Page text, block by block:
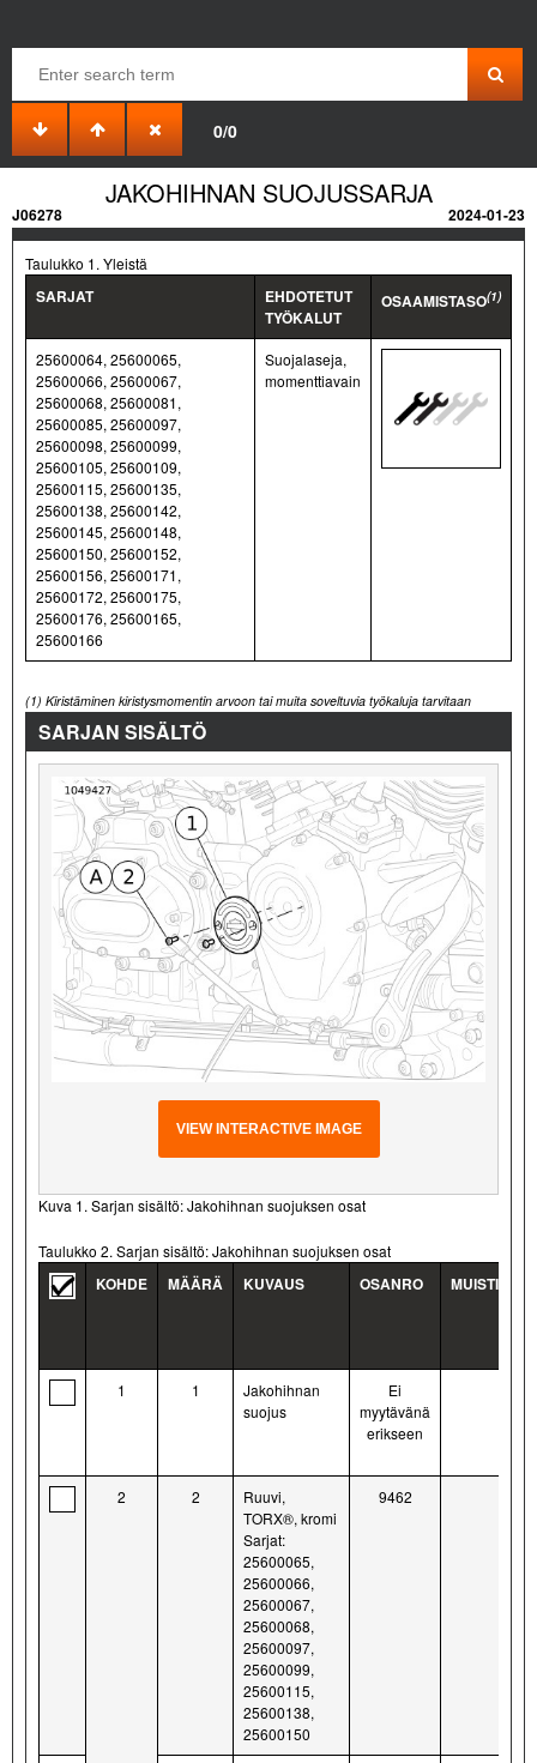
0/0
JAKOHIHNAN SUOJUSSARJA
J06278 2024-01-23
Taulukko 1. Yleistä
SARJAT
EHDOTETUT
TYÖKALUT
OSAAMISTASO(1)
25600064, 25600065,
25600066, 25600067,
25600068, 25600081,
25600085, 25600097,
25600098, 25600099,
25600105, 25600109,
25600115, 25600135,
25600138, 25600142,
25600145, 25600148,
25600150, 25600152,
25600156, 25600171,
25600172, 25600175,
25600176, 25600165,
25600166
Suojalaseja,
momenttiavain
(1) Kiristäminen kiristysmomentin arvoon tai muita soveltuvia työkaluja tarvitaan
SARJAN SISÄLTÖ
VIEW INTERACTIVE IMAGE
Kuva 1. Sarjan sisältö: Jakohihnan suojuksen osat
Taulukko 2. Sarjan sisältö: Jakohihnan suojuksen osat
KOHDE MÄÄRÄ KUVAUS OSANRO
1 1
Jakohihnan
suojus
Ei
myytävänä
erikseen
2 2
Ruuvi,
TORX®, kromi
Sarjat:
25600065,
25600066,
25600067,
25600068,
25600097,
25600099,
25600115,
25600138,
25600150
9462